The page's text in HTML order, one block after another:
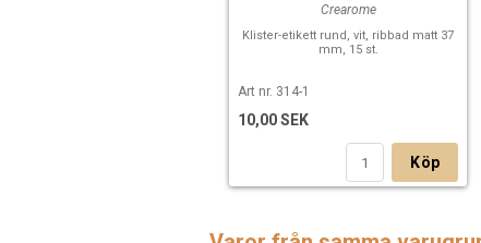
Crearome
Klister-etikett rund, vit, ribbad matt 37
mm, 15 st.
Art nr. 314-1
10,00 SEK
Köp